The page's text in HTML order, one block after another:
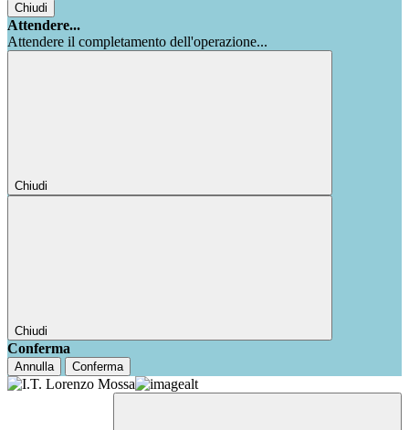
Chiudi
Attendere...
Attendere il completamento dell'operazione...
Chiudi
Chiudi
Conferma
Annulla Conferma